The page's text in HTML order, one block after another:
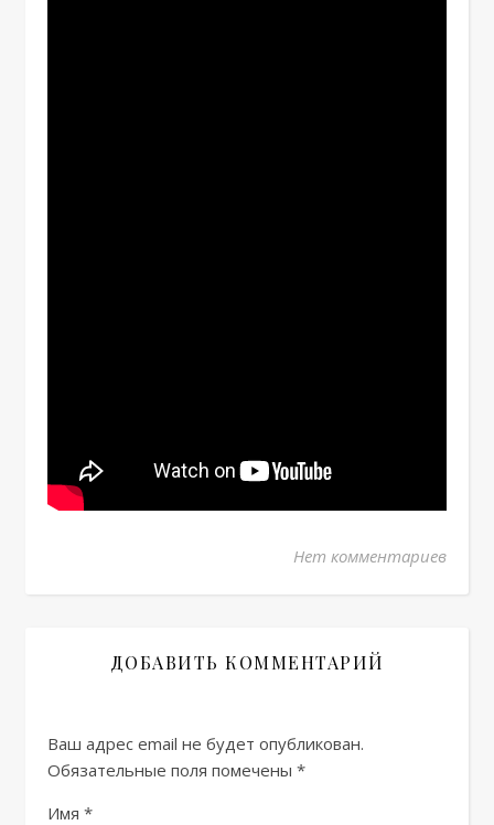
Нет комментариев
ДОБАВИТЬ КОММЕНТАРИЙ
Ваш адрес email не будет опубликован.
Обязательные поля помечены *
Имя *